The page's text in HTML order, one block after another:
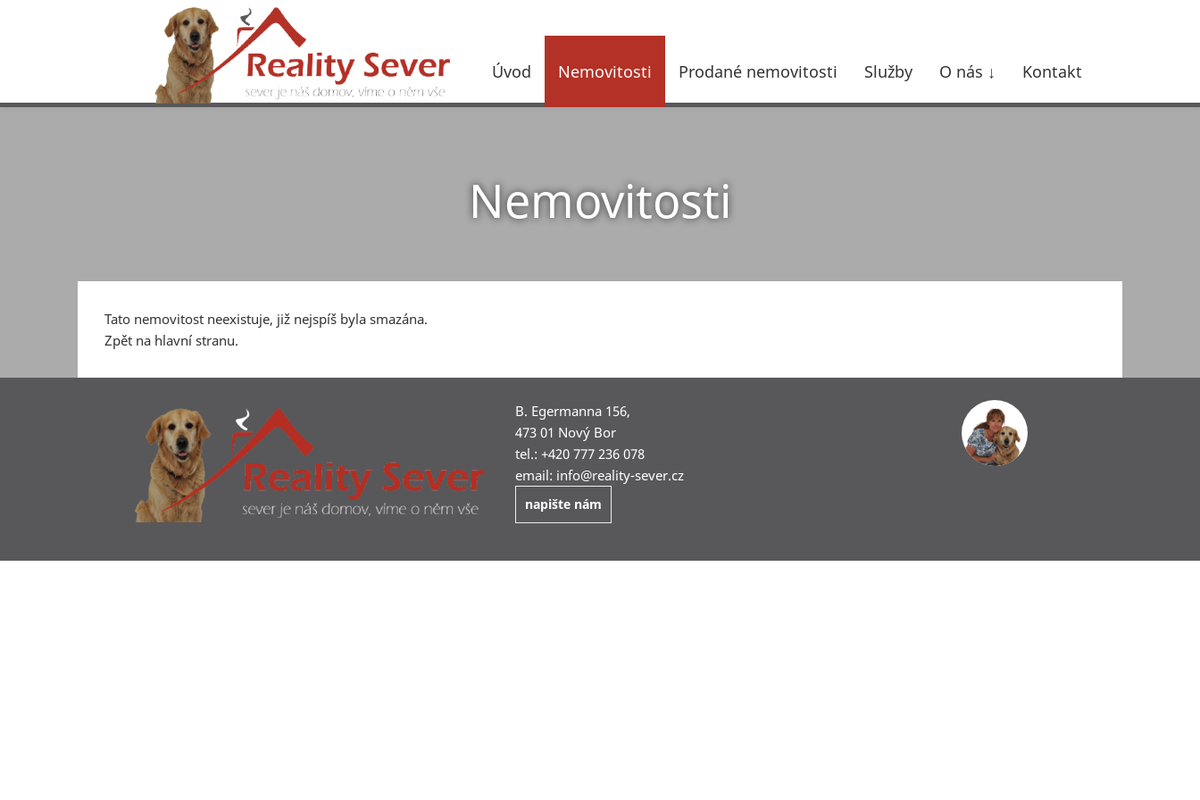
Úvod Nemovitosti Prodané nemovitosti Služby O nás Kontakt
Nemovitosti
Tato nemovitost neexistuje, již nejspíš byla smazána.
Zpět na hlavní stranu.
B. Egermanna 156,
473 01 Nový Bor
tel.: +420 777 236 078
email: info@reality-sever.cz
napište nám